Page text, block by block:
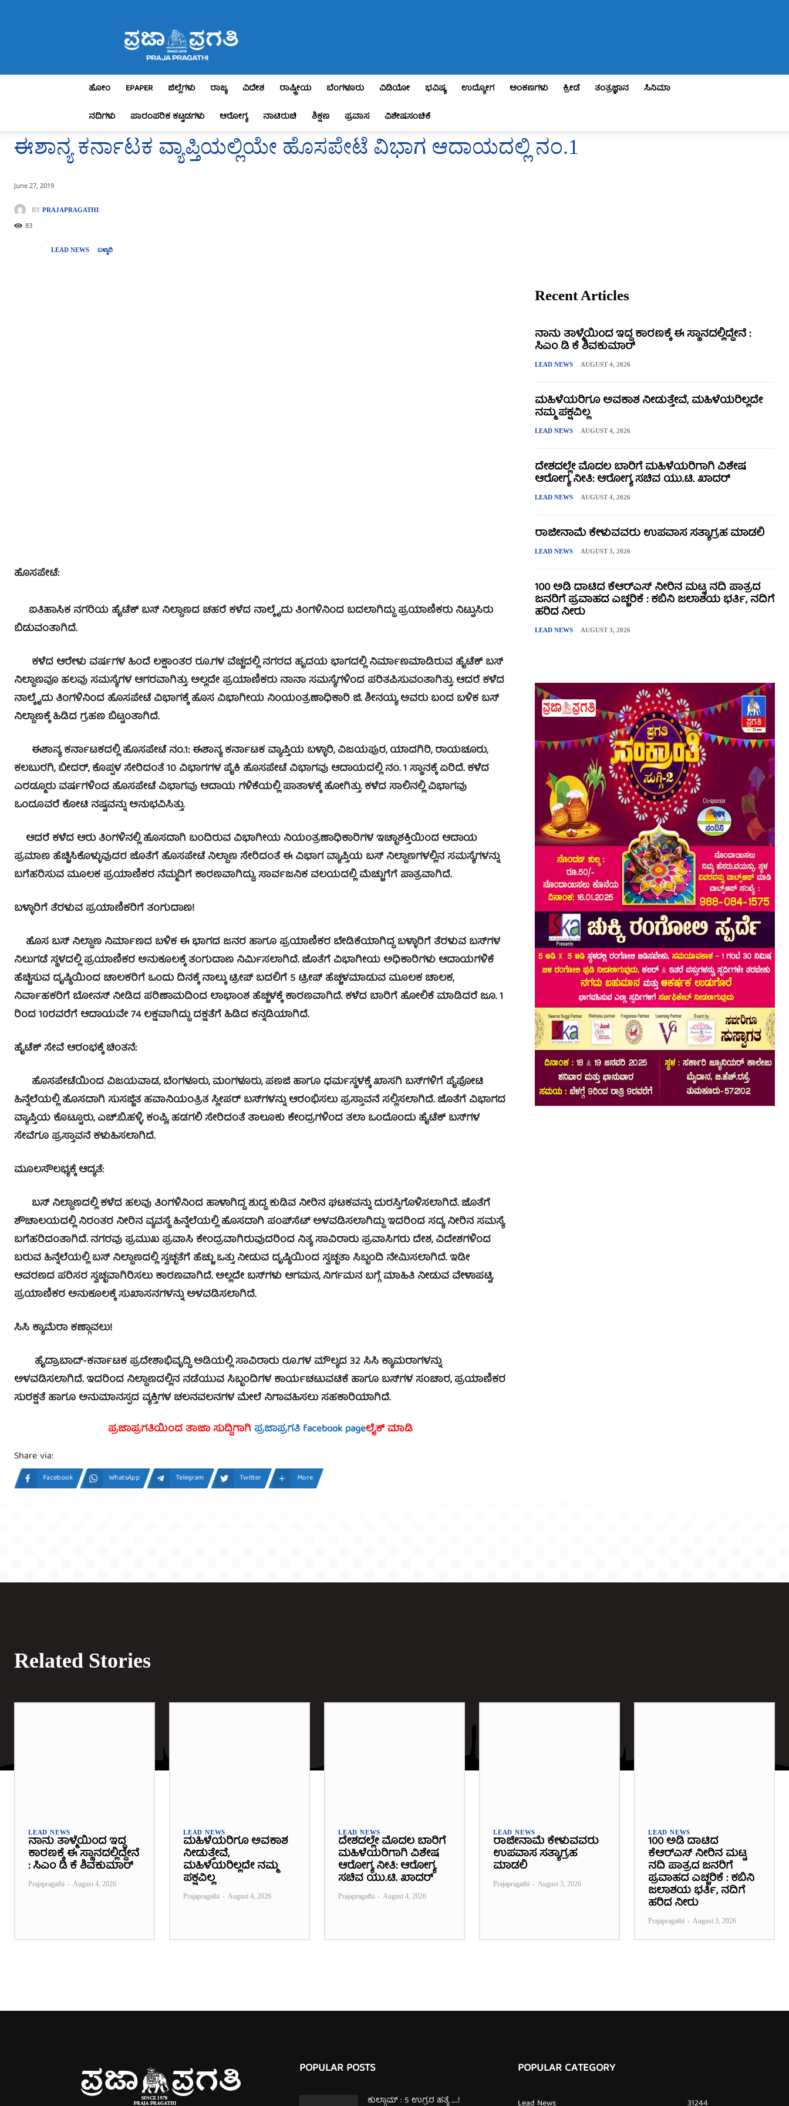
Pragathi
ಹೋಂ EPAPER ಜಿಲ್ಲೆಗಳು ರಾಜ್ಯ ವಿದೇಶ ರಾಷ್ಟ್ರೀಯ ಬೆಂಗಳೂರು ವಿಡಿಯೋ ಭವಿಷ್ಯ ಉದ್ಯೋಗ ಅಂಕಣಗಳು ಕ್ರೀಡೆ ತಂತ್ರಜ್ಞಾನ
ಸಿನಿಮಾ
ನದಿಗಳು
ಪಾರಂಪರಿಕ ಕಟ್ಟಡಗಳು ಆರೋಗ್ಯ ನಾಟಿರುಚಿ ಶಿಕ್ಷಣ ಪ್ರವಾಸ ವಿಶೇಷಸಂಚಿಕೆ
ಈಶಾನ್ಯ ಕರ್ನಾಟಕ ವ್ಯಾಪ್ತಿಯಲ್ಲಿಯೇ ಹೊಸಪೇಟೆ ವಿಭಾಗ ಆದಾಯದಲ್ಲಿ ನಂ.1
June 27, 2019
BY PRAJAPRAGATHI
83
LEAD NEWS ಬಳ್ಳಾರಿ
ಹೊಸಪೇಟೆ:
ಐತಿಹಾಸಿಕ ನಗರಿಯ ಹೈಟೆಕ್ ಬಸ್ ನಿಲ್ದಾಣದ ಚಹರೆ ಕಳೆದ ನಾಲ್ಕೈದು ತಿಂಗಳಿನಿಂದ ಬದಲಾಗಿದ್ದು ಪ್ರಯಾಣಿಕರು ನಿಟ್ಟುಸಿರು
ಬಿಡುವಂತಾಗಿದೆ.
ಕಳೆದ ಆರೇಳು ವರ್ಷಗಳ ಹಿಂದೆ ಲಕ್ಷಾಂತರ ರೂ.ಗಳ ವೆಚ್ಚದಲ್ಲಿ ನಗರದ ಹೃದಯ ಭಾಗದಲ್ಲಿ ನಿರ್ಮಾಣಮಾಡಿರುವ ಹೈಟೆಕ್ ಬಸ್
ನಿಲ್ದಾಣವೂ ಹಲವು ಸಮಸ್ಯೆಗಳ ಆಗರವಾಗಿತ್ತು. ಅಲ್ಲದೇ ಪ್ರಯಾಣಿಕರು ನಾನಾ ಸಮಸ್ಯೆಗಳಿಂದ ಪರಿತಪಿಸುವಂತಾಗಿತ್ತು. ಆದರೆ ಕಳೆದ
ನಾಲ್ಕೈದು ತಿಂಗಳಿನಿಂದ ಹೊಸಪೇಟೆ ವಿಭಾಗಕ್ಕೆ ಹೊಸ ವಿಭಾಗೀಯ ನಿಂಯಂತ್ರಣಾಧಿಕಾರಿ ಜಿ. ಶೀನಯ್ಯ ಅವರು ಬಂದ ಬಳಿಕ ಬಸ್
ನಿಲ್ದಾಣಕ್ಕೆ ಹಿಡಿದ ಗ್ರಹಣ ಬಿಟ್ಟಂತಾಗಿದೆ.
ಈಶಾನ್ಯ ಕರ್ನಾಟಕದಲ್ಲಿ ಹೊಸಪೇಟೆ ನಂ.1: ಈಶಾನ್ಯ ಕರ್ನಾಟಕ ವ್ಯಾಪ್ತಿಯ ಬಳ್ಳಾರಿ, ವಿಜಯಪುರ, ಯಾದಗಿರಿ, ರಾಯಚೂರು,
ಕಲಬುರಗಿ, ಬೀದರ್, ಕೊಪ್ಪಳ ಸೇರಿದಂತೆ 10 ವಿಭಾಗಗಳ ಪೈಕಿ ಹೊಸಪೇಟೆ ವಿಭಾಗವು ಆದಾಯದಲ್ಲಿ ನಂ. 1 ಸ್ಥಾನಕ್ಕೆ ಏರಿದೆ. ಕಳೆದ
ಎರಡ್ಮೂರು ವರ್ಷಗಳಿಂದ ಹೊಸಪೇಟೆ ವಿಭಾಗವು ಆದಾಯ ಗಳಿಕೆಯಲ್ಲಿ ಪಾತಾಳಕ್ಕೆ ಹೋಗಿತ್ತು. ಕಳೆದ ಸಾಲಿನಲ್ಲಿ ವಿಭಾಗವು
ಒಂದೂವರೆ ಕೋಟಿ ನಷ್ಟವನ್ನು ಅನುಭವಿಸಿತ್ತು.
ಆದರೆ ಕಳೆದ ಆರು ತಿಂಗಳಿನಲ್ಲಿ ಹೊಸದಾಗಿ ಬಂದಿರುವ ವಿಭಾಗೀಯ ನಿಯಂತ್ರಣಾಧಿಕಾರಿಗಳ ಇಚ್ಛಾಶಕ್ತಿಯಿಂದ ಆದಾಯ
ಪ್ರಮಾಣ ಹೆಚ್ಚಿಸಿಕೊಳ್ಳುವುದರ ಜೊತೆಗೆ ಹೊಸಪೇಟೆ ನಿಲ್ದಾಣ ಸೇರಿದಂತೆ ಈ ವಿಭಾಗ ವ್ಯಾಪ್ತಿಯ ಬಸ್ ನಿಲ್ದಾಣಗಳಲ್ಲಿನ ಸಮಸ್ಯೆಗಳನ್ನು
ಬಗೆಹರಿಸುವ ಮೂಲಕ ಪ್ರಯಾಣಿಕರ ನೆಮ್ಮದಿಗೆ ಕಾರಣವಾಗಿದ್ದು, ಸಾರ್ವಜನಿಕ ವಲಯದಲ್ಲಿ ಮೆಚ್ಚುಗೆಗೆ ಪಾತ್ರವಾಗಿದೆ.
ಬಳ್ಳಾರಿಗೆ ತೆರಳುವ ಪ್ರಯಾಣಿಕರಿಗೆ ತಂಗುದಾಣ!
ಹೊಸ ಬಸ್ ನಿಲ್ದಾಣ ನಿರ್ಮಾಣದ ಬಳಿಕ ಈ ಭಾಗದ ಜನರ ಹಾಗೂ ಪ್ರಯಾಣಿಕರ ಬೇಡಿಕೆಯಾಗಿದ್ದ ಬಳ್ಳಾರಿಗೆ ತೆರಳುವ ಬಸ್‍ಗಳ
ನಿಲುಗಡೆ ಸ್ಥಳದಲ್ಲಿ ಪ್ರಯಾಣಿಕರ ಅನುಕೂಲಕ್ಕೆ ತಂಗುದಾಣ ನಿರ್ಮಿಸಲಾಗಿದೆ. ಜೊತೆಗೆ ವಿಭಾಗೀಯ ಅಧಿಕಾರಿಗಳು ಆದಾಯಗಳಿಕೆ
ಹೆಚ್ಚಿಸುವ ದೃಷ್ಠಿಯಿಂದ ಚಾಲಕರಿಗೆ ಒಂದು ದಿನಕ್ಕೆ ನಾಲ್ಕು ಟ್ರೀಪ್ ಬದಲಿಗೆ 5 ಟ್ರೀಪ್ ಹೆಚ್ಚಳಮಾಡುವ ಮೂಲಕ ಚಾಲಕ,
ನಿರ್ವಾಹಕರಿಗೆ ಬೋನಸ್ ನೀಡಿದ ಪರಿಣಾಮದಿಂದ ಲಾಭಾಂಶ ಹೆಚ್ಚಳಕ್ಕೆ ಕಾರಣವಾಗಿದೆ. ಕಳೆದ ಬಾರಿಗೆ ಹೋಲಿಕೆ ಮಾಡಿದರೆ ಜೂ. 1
ರಿಂದ 10ರವರೆಗೆ ಆದಾಯವೇ 74 ಲಕ್ಷವಾಗಿದ್ದು ದಕ್ಷತೆಗೆ ಹಿಡಿದ ಕನ್ನಡಿಯಾಗಿದೆ.
ಹೈಟೆಕ್ ಸೇವೆ ಆರಂಭಕ್ಕೆ ಚಿಂತನೆ:
ಹೊಸಪೇಟೆಯಿಂದ ವಿಜಯವಾಡ, ಬೆಂಗಳೂರು, ಮಂಗಳೂರು, ಪಣಜಿ ಹಾಗೂ ಧರ್ಮಸ್ಥಳಕ್ಕೆ ಖಾಸಗಿ ಬಸ್‍ಗಳಿಗೆ ಪೈಪೋಟಿ
ಹಿನ್ನೆಲೆಯಲ್ಲಿ ಹೊಸದಾಗಿ ಸುಸಜ್ಜಿತ ಹವಾನಿಯಂತ್ರಿತ ಸ್ಲೀಪರ್ ಬಸ್‍ಗಳನ್ನು ಆರಂಭಿಸಲು ಪ್ರಸ್ತಾವನೆ ಸಲ್ಲಿಸಲಾಗಿದೆ. ಜೊತೆಗೆ ವಿಭಾಗದ
ವ್ಯಾಪ್ತಿಯ ಕೊಟ್ಟೂರು, ಎಚ್.ಬಿ.ಹಳ್ಳಿ, ಕಂಪ್ಲಿ, ಹಡಗಲಿ ಸೇರಿದಂತೆ ತಾಲೂಕು ಕೇಂದ್ರಗಳಿಂದ ತಲಾ ಒಂದೊಂದು ಹೈಟೆಕ್ ಬಸ್‍ಗಳ
ಸೇವೆಗೂ ಪ್ರಸ್ತಾವನೆ ಕಳುಹಿಸಲಾಗಿದೆ.
ಮೂಲಸೌಲಭ್ಯಕ್ಕೆ ಆದ್ಯತೆ:
ಬಸ್ ನಿಲ್ದಾಣದಲ್ಲಿ ಕಳೆದ ಹಲವು ತಿಂಗಳಿನಿಂದ ಹಾಳಾಗಿದ್ದ ಶುದ್ಧ ಕುಡಿವ ನೀರಿನ ಘಟಕವನ್ನು ದುರಸ್ತಿಗೊಳಿಸಲಾಗಿದೆ. ಜೊತೆಗೆ
ಶೌಚಾಲಯದಲ್ಲಿ ನಿರಂತರ ನೀರಿನ ವ್ಯವಸ್ಥೆ ಹಿನ್ನೆಲೆಯಲ್ಲಿ ಹೊಸದಾಗಿ ಪಂಪ್‍ಸೆಟ್ ಅಳವಡಿಸಲಾಗಿದ್ದು ಇದರಿಂದ ಸದ್ಯ ನೀರಿನ ಸಮಸ್ಯೆ
ಬಗೆಹರಿದಂತಾಗಿದೆ. ನಗರವು ಪ್ರಮುಖ ಪ್ರವಾಸಿ ಕೇಂದ್ರವಾಗಿರುವುದರಿಂದ ನಿತ್ಯ ಸಾವಿರಾರು ಪ್ರವಾಸಿಗರು ದೇಶ, ವಿದೇಶಗಳಿಂದ
ಬರುವ ಹಿನ್ನೆಲೆಯಲ್ಲಿ ಬಸ್ ನಿಲ್ದಾಣದಲ್ಲಿ ಸ್ವಚ್ಛತೆಗೆ ಹೆಚ್ಚು ಒತ್ತು ನೀಡುವ ದೃಷ್ಠಿಯಿಂದ ಸ್ವಚ್ಛತಾ ಸಿಬ್ಬಂದಿ ನೇಮಿಸಲಾಗಿದೆ. ಇಡೀ
ಆವರಣದ ಪರಿಸರ ಸ್ವಚ್ಛವಾಗಿರಿಸಲು ಕಾರಣವಾಗಿದೆ. ಅಲ್ಲದೇ ಬಸ್‍ಗಳು ಆಗಮನ, ನಿರ್ಗಮನ ಬಗ್ಗೆ ಮಾಹಿತಿ ನೀಡುವ ವೇಳಾಪಟ್ಟಿ,
ಪ್ರಯಾಣಿಕರ ಅನುಕೂಲಕ್ಕೆ ಸುಖಾಸನಗಳನ್ನು ಅಳವಡಿಸಲಾಗಿದೆ.
ಸಿಸಿ ಕ್ಯಾಮೆರಾ ಕಣ್ಗಾವಲು!
ಹೈದ್ರಾಬಾದ್-ಕರ್ನಾಟಕ ಪ್ರದೇಶಾಭಿವೃದ್ಧಿ ಅಡಿಯಲ್ಲಿ ಸಾವಿರಾರು ರೂ.ಗಳ ಮೌಲ್ಯದ 32 ಸಿಸಿ ಕ್ಯಾಮರಾಗಳನ್ನು
ಅಳವಡಿಸಲಾಗಿದೆ. ಇದರಿಂದ ನಿಲ್ದಾಣದಲ್ಲಿನ ನಡೆಯುವ ಸಿಬ್ಬಂದಿಗಳ ಕಾರ್ಯಚಟುವಟಿಕೆ ಹಾಗೂ ಬಸ್‍ಗಳ ಸಂಚಾರ, ಪ್ರಯಾಣಿಕರ
ಸುರಕ್ಷತೆ ಹಾಗೂ ಅನುಮಾನಸ್ಪದ ವ್ಯಕ್ತಿಗಳ ಚಲನವಲನಗಳ ಮೇಲೆ ನಿಗಾವಹಿಸಲು ಸಹಕಾರಿಯಾಗಿದೆ.
ಪ್ರಜಾಪ್ರಗತಿಯಿಂದ ತಾಜಾ ಸುದ್ದಿಗಾಗಿ ಪ್ರಜಾಪ್ರಗತಿ facebook pageಲೈಕ್ ಮಾಡಿ
Share via:
Facebook WhatsApp Telegram Twitter More
Recent Articles
ನಾನು ತಾಳ್ಮೆಯಿಂದ ಇದ್ದ ಕಾರಣಕ್ಕೆ ಈ ಸ್ಥಾನದಲ್ಲಿದ್ದೇನೆ :
ಸಿಎಂ ಡಿ ಕೆ ಶಿವಕುಮಾರ್
LEAD NEWS AUGUST 4, 2026
ಮಹಿಳೆಯರಿಗೂ ಅವಕಾಶ ನೀಡುತ್ತೇವೆ, ಮಹಿಳೆಯರಿಲ್ಲದೇ
ನಮ್ಮ ಪಕ್ಷವಿಲ್ಲ
LEAD NEWS AUGUST 4, 2026
ದೇಶದಲ್ಲೇ ಮೊದಲ ಬಾರಿಗೆ ಮಹಿಳೆಯರಿಗಾಗಿ ವಿಶೇಷ
ಆರೋಗ್ಯ ನೀತಿ: ಆರೋಗ್ಯ ಸಚಿವ ಯು.ಟಿ. ಖಾದರ್
LEAD NEWS AUGUST 4, 2026
ರಾಜೀನಾಮೆ ಕೇಳುವವರು ಉಪವಾಸ ಸತ್ಯಾಗ್ರಹ ಮಾಡಲಿ
LEAD NEWS AUGUST 3, 2026
100 ಅಡಿ ದಾಟಿದ ಕೆಆರ್‌ಎಸ್ ನೀರಿನ ಮಟ್ಟ ನದಿ ಪಾತ್ರದ
ಜನರಿಗೆ ಪ್ರವಾಹದ ಎಚ್ಚರಿಕೆ : ಕಬಿನಿ ಜಲಾಶಯ ಭರ್ತಿ, ನದಿಗೆ
ಹರಿದ ನೀರು
LEAD NEWS AUGUST 3, 2026
Related Stories
LEAD NEWS
ನಾನು ತಾಳ್ಮೆಯಿಂದ ಇದ್ದ
ಕಾರಣಕ್ಕೆ ಈ ಸ್ಥಾನದಲ್ಲಿದ್ದೇನೆ
: ಸಿಎಂ ಡಿ ಕೆ ಶಿವಕುಮಾರ್
Prajapragathi - August 4, 2026
LEAD NEWS
ಮಹಿಳೆಯರಿಗೂ ಅವಕಾಶ
ನೀಡುತ್ತೇವೆ,
ಮಹಿಳೆಯರಿಲ್ಲದೇ ನಮ್ಮ
ಪಕ್ಷವಿಲ್ಲ
Prajapragathi - August 4, 2026
LEAD NEWS
ದೇಶದಲ್ಲೇ ಮೊದಲ ಬಾರಿಗೆ
ಮಹಿಳೆಯರಿಗಾಗಿ ವಿಶೇಷ
ಆರೋಗ್ಯ ನೀತಿ: ಆರೋಗ್ಯ
ಸಚಿವ ಯು.ಟಿ. ಖಾದರ್
Prajapragathi - August 4, 2026
LEAD NEWS
ರಾಜೀನಾಮೆ ಕೇಳುವವರು
ಉಪವಾಸ ಸತ್ಯಾಗ್ರಹ
ಮಾಡಲಿ
Prajapragathi - August 3, 2026
LEAD NEWS
100 ಅಡಿ ದಾಟಿದ
ಕೆಆರ್‌ಎಸ್ ನೀರಿನ ಮಟ್ಟ
ನದಿ ಪಾತ್ರದ ಜನರಿಗೆ
ಪ್ರವಾಹದ ಎಚ್ಚರಿಕೆ : ಕಬಿನಿ
ಜಲಾಶಯ ಭರ್ತಿ, ನದಿಗೆ
ಹರಿದ ನೀರು
Prajapragathi - August 3, 2026
POPULAR POSTS
ಕುಲ್ಗಾಮ್‌ : 5 ಉಗ್ರರ ಹತ್ಯೆ …..!
POPULAR CATEGORY